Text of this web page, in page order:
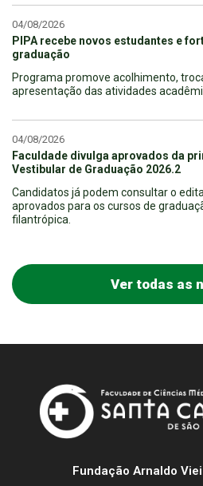
04/08/2026
PIPA recebe novos estudantes e
graduação
Programa promove acolhimento,
apresentação das atividades
04/08/2026
Faculdade divulga aprovados da
Vestibular de Graduação 2026.2
Candidatos já podem consultar o
aprovados para os cursos de
filantrópica.
Ver todas as
Fundação Arnaldo